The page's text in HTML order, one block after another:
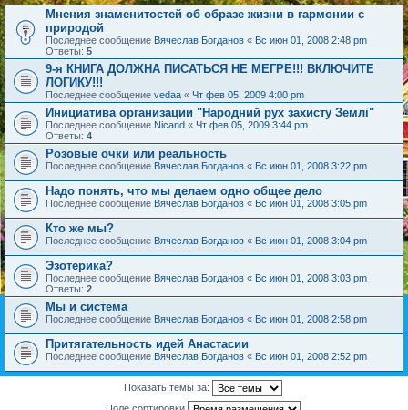
Мнения знаменитостей об образе жизни в гармонии с
природой
Последнее сообщение Вячеслав Богданов « Вс июн 01, 2008 2:48 pm
Ответы: 5
9-я КНИГА ДОЛЖНА ПИСАТЬСЯ НЕ МЕГРЕ!!! ВКЛЮЧИТЕ
ЛОГИКУ!!!
Последнее сообщение vedaa « Чт фев 05, 2009 4:00 pm
Инициатива организации "Народний рух захисту Землі"
Последнее сообщение Nicand « Чт фев 05, 2009 3:44 pm
Ответы: 4
Розовые очки или реальность
Последнее сообщение Вячеслав Богданов « Вс июн 01, 2008 3:22 pm
Надо понять, что мы делаем одно общее дело
Последнее сообщение Вячеслав Богданов « Вс июн 01, 2008 3:05 pm
Кто же мы?
Последнее сообщение Вячеслав Богданов « Вс июн 01, 2008 3:04 pm
Эзотерика?
Последнее сообщение Вячеслав Богданов « Вс июн 01, 2008 3:03 pm
Ответы: 2
Мы и система
Последнее сообщение Вячеслав Богданов « Вс июн 01, 2008 2:58 pm
Притягательность идей Анастасии
Последнее сообщение Вячеслав Богданов « Вс июн 01, 2008 2:52 pm
Показать темы за: